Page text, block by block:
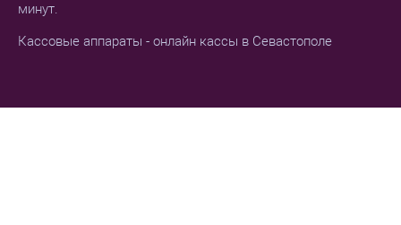
минут.
Кассовые аппараты - онлайн кассы в Севастополе